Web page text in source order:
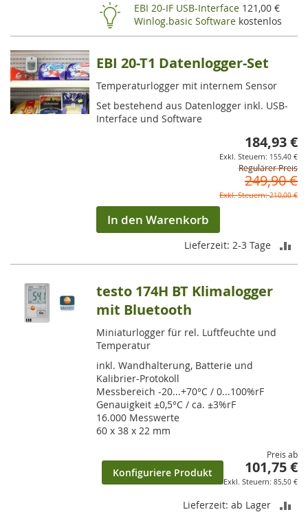
EBI 20-IF USB-Interface 121,00 €
Winlog.basic Software kostenlos
EBI 20-T1 Datenlogger-Set
Temperaturlogger mit internem Sensor
Set bestehend aus Datenlogger inkl. USB-
Interface und Software
184,93 €
155,40 €
Regulärer Preis
249,90 €
210,00 €
In den Warenkorb
Lieferzeit: 2-3 Tage
testo 174H BT Klimalogger
mit Bluetooth
Miniaturlogger für rel. Luftfeuchte und
Temperatur
inkl. Wandhalterung, Batterie und
Kalibrier-Protokoll
Messbereich -20...+70°C / 0...100%rF
Genauigkeit ±0,5°C / ca. ±3%rF
16.000 Messwerte
60 x 38 x 22 mm
Preis ab
101,75 €
85,50 €
Konfiguriere Produkt
Lieferzeit: ab Lager